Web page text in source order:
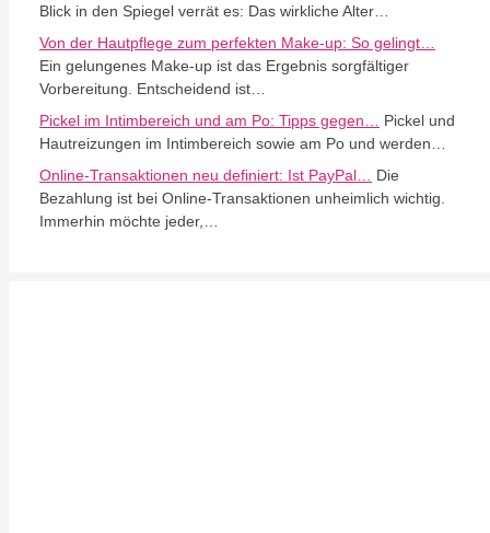
Blick in den Spiegel verrät es: Das wirkliche Alter…
Von der Hautpflege zum perfekten Make-up: So gelingt…
Ein gelungenes Make-up ist das Ergebnis sorgfältiger
Vorbereitung. Entscheidend ist…
Pickel im Intimbereich und am Po: Tipps gegen…
Pickel und
Hautreizungen im Intimbereich sowie am Po und werden…
Online-Transaktionen neu definiert: Ist PayPal…
Die
Bezahlung ist bei Online-Transaktionen unheimlich wichtig.
Immerhin möchte jeder,…